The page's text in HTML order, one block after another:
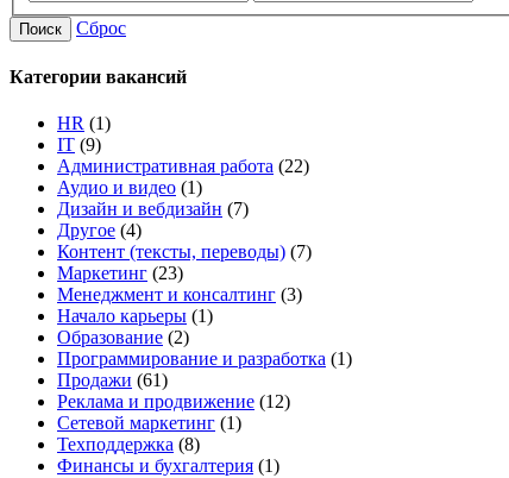
Поиск Сброс
Категории вакансий
HR (1)
IT (9)
Административная работа (22)
Аудио и видео (1)
Дизайн и вебдизайн (7)
Другое (4)
Контент (тексты, переводы) (7)
Маркетинг (23)
Менеджмент и консалтинг (3)
Начало карьеры (1)
Образование (2)
Программирование и разработка (1)
Продажи (61)
Реклама и продвижение (12)
Сетевой маркетинг (1)
Техподдержка (8)
Финансы и бухгалтерия (1)